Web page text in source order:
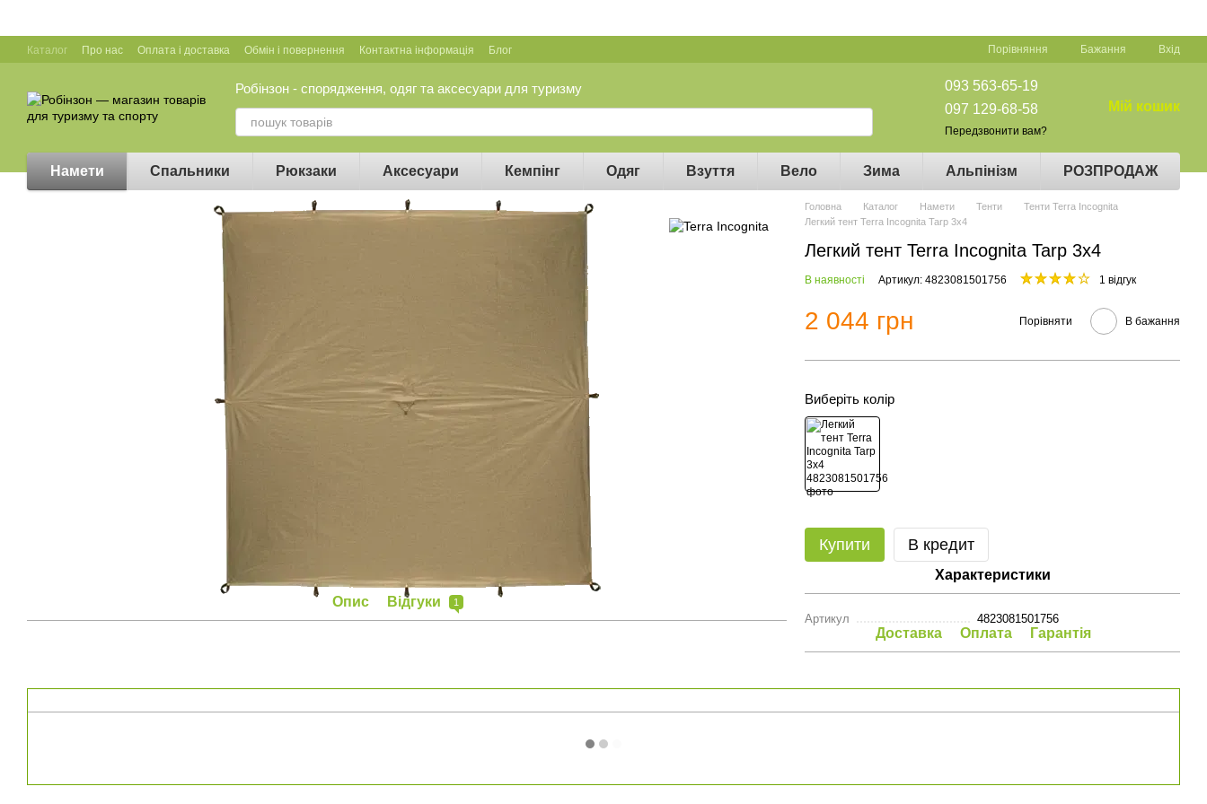
Каталог Про нас Оплата і доставка Обмін і повернення Контактна інформація Блог Порівняння Бажання Вхід
Робінзон - спорядження, одяг та аксесуари для туризму
093 563-65-19
097 129-68-58
Передзвонити вам?
Мій кошик
Намети Спальники Рюкзаки Аксесуари Кемпінг Одяг Взуття Вело Зима Альпінізм РОЗПРОДАЖ
Опис Відгуки 1
Головна Каталог Намети Тенти
Тенти Terra Incognita
Легкий тент Terra Incognita Tarp 3x4
Легкий тент Terra Incognita Tarp 3x4
В наявності Артикул: 4823081501756 1 відгук
2 044 грн Порівняти В бажання
Виберіть колір
Купити В кредит
Характеристики
Артикул 4823081501756
Доставка Оплата Гарантія